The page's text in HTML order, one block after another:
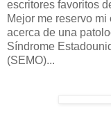
escritores favoritos
Mejor me reservo
acerca de una
Síndrome
(SEMO)...